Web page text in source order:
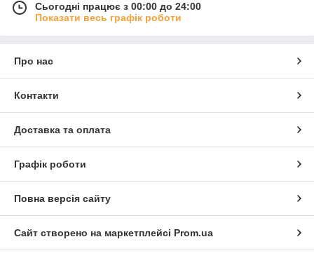
Сьогодні працює з 00:00 до 24:00
Показати весь графік роботи
Про нас
Контакти
Доставка та оплата
Графік роботи
Повна версія сайту
Сайт створено на маркетплейсі Prom.ua